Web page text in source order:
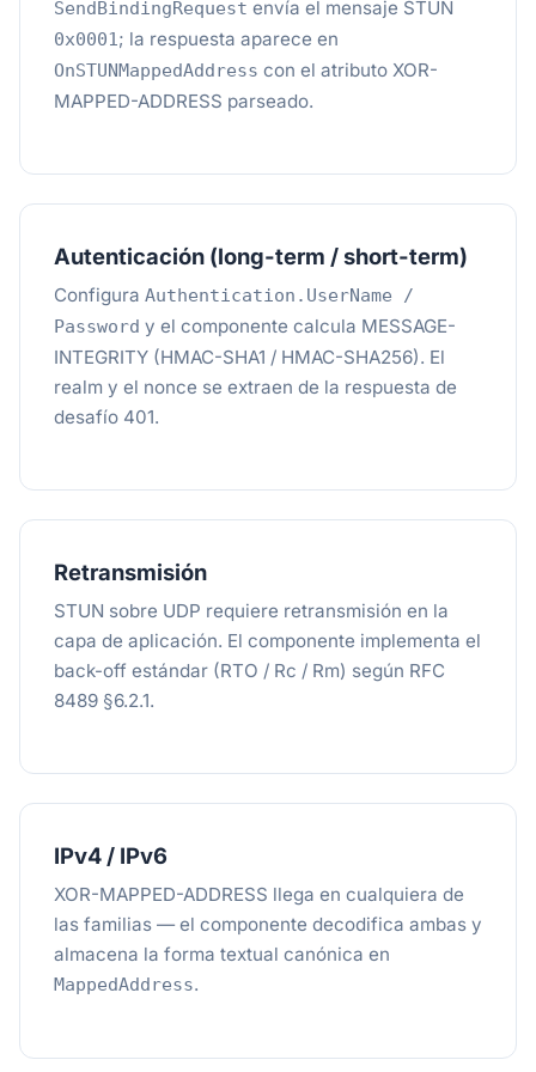
SendBindingRequest envía el mensaje STUN
0x0001; la respuesta aparece en
OnSTUNMappedAddress con el atributo XOR-
MAPPED-ADDRESS parseado.
Autenticación (long-term / short-term)
Configura Authentication.UserName /
Password y el componente calcula MESSAGE-
INTEGRITY (HMAC-SHA1 / HMAC-SHA256). El
realm y el nonce se extraen de la respuesta de
desafío 401.
Retransmisión
STUN sobre UDP requiere retransmisión en la
capa de aplicación. El componente implementa el
back-off estándar (RTO / Rc / Rm) según RFC
8489 §6.2.1.
IPv4 / IPv6
XOR-MAPPED-ADDRESS llega en cualquiera de
las familias — el componente decodifica ambas y
almacena la forma textual canónica en
MappedAddress.